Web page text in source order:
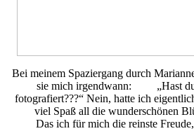
Bei meinem Spaziergang durch
sie mich irgendwann: „Hast du
fotografiert???“ Nein, hatte ich
viel Spaß all die wunderschönen
Das ich für mich die reinste